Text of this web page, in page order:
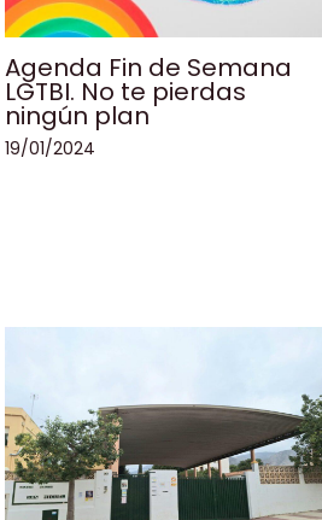
Agenda Fin de Semana
LGTBI. No te pierdas
ningún plan
19/01/2024